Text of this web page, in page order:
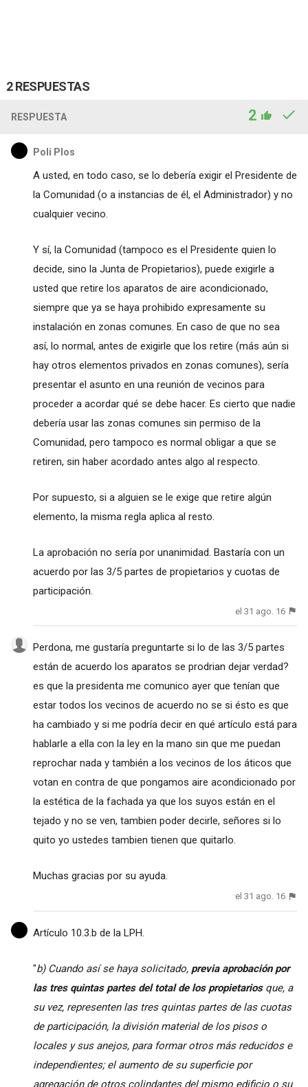
2 RESPUESTAS
RESPUESTA 2
Poli Plos
A usted, en todo caso, se lo debería exigir el Presidente de
la Comunidad (o a instancias de él, el Administrador) y no
cualquier vecino.
Y sí, la Comunidad (tampoco es el Presidente quien lo
decide, sino la Junta de Propietarios), puede exigirle a
usted que retire los aparatos de aire acondicionado,
siempre que ya se haya prohibido expresamente su
instalación en zonas comunes. En caso de que no sea
así, lo normal, antes de exigirle que los retire (más aún si
hay otros elementos privados en zonas comunes), sería
presentar el asunto en una reunión de vecinos para
proceder a acordar qué se debe hacer. Es cierto que nadie
debería usar las zonas comunes sin permiso de la
Comunidad, pero tampoco es normal obligar a que se
retiren, sin haber acordado antes algo al respecto.
Por supuesto, si a alguien se le exige que retire algún
elemento, la misma regla aplica al resto.
La aprobación no sería por unanimidad. Bastaría con un
acuerdo por las 3/5 partes de propietarios y cuotas de
participación.
el 31 ago. 16
Perdona, me gustaría preguntarte si lo de las 3/5 partes
están de acuerdo los aparatos se prodrian dejar verdad?
es que la presidenta me comunico ayer que tenían que
estar todos los vecinos de acuerdo no se si ésto es que
ha cambiado y si me podría decir en qué artículo está para
hablarle a ella con la ley en la mano sin que me puedan
reprochar nada y también a los vecinos de los áticos que
votan en contra de que pongamos aire acondicionado por
la estética de la fachada ya que los suyos están en el
tejado y no se ven, tambien poder decirle, señores si lo
quito yo ustedes tambien tienen que quitarlo.
Muchas gracias por su ayuda.
el 31 ago. 16
Artículo 10.3.b de la LPH.
"b) Cuando así se haya solicitado, previa aprobación por
las tres quintas partes del total de los propietariosque, a
su vez, representen las tres quintas partes de las cuotas
de participación, la división material de los pisos o
locales y sus anejos, para formar otros más reducidos e
independientes; el aumento de su superficie por
agregación de otros colindantes del mismo edificio o su